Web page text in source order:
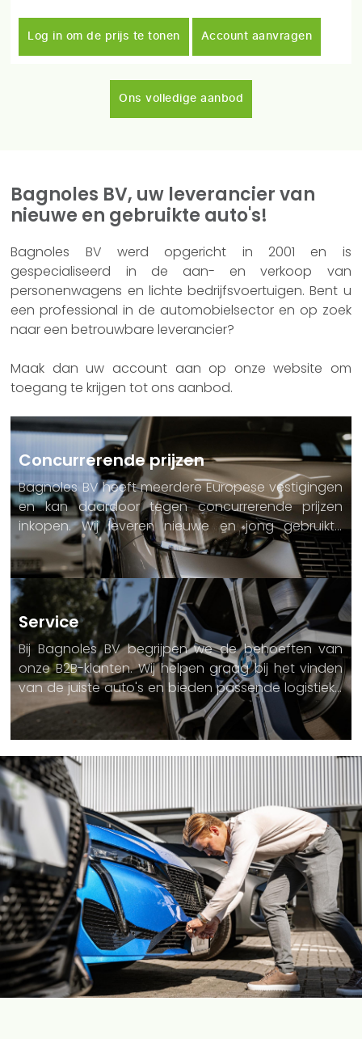
Log in om de prijs te tonen Account aanvragen
Ons volledige aanbod
Bagnoles BV, uw leverancier van
nieuwe en gebruikte auto's!
Bagnoles BV werd opgericht in 2001 en is
gespecialiseerd in de aan- en verkoop van
personenwagens en lichte bedrijfsvoertuigen. Bent u
een professional in de automobielsector en op zoek
naar een betrouwbare leverancier?
Maak dan uw account aan op onze website om
toegang te krijgen tot ons aanbod.
Concurrerende prijzen
Bagnoles BV heeft meerdere Europese vestigingen
en kan daardoor tegen concurrerende prijzen
inkopen. Wij leveren nieuwe en jong gebruikte
auto's aan onafhankelijke autobedrijven, gevestigd
door heel Europa en zelfs daarbuiten.
Service
Bij Bagnoles BV begrijpen we de behoeften van
onze B2B-klanten. Wij helpen graag bij het vinden
van de juiste auto's en bieden passende logistieke
diensten, concurrerende handelsprijzen en een
soepele samenwerking. Wij zijn uw vertrouwde
partner voor succes in de automobielsector.